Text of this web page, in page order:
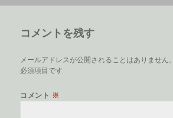
コメントを残す
メールアドレスが公開されることはありません。
必須項目です
コメント ※